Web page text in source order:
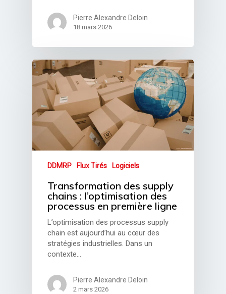
Pierre Alexandre Deloin
18 mars 2026
DDMRP Flux Tirés Logiciels
Transformation des supply
chains : l’optimisation des
processus en première ligne
L’optimisation des processus supply
chain est aujourd’hui au cœur des
stratégies industrielles. Dans un
contexte…
Pierre Alexandre Deloin
2 mars 2026